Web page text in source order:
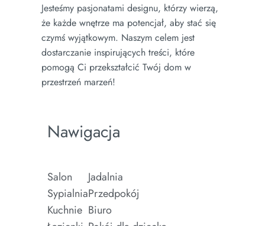
Jesteśmy pasjonatami designu, którzy wierzą,
że każde wnętrze ma potencjał, aby stać się
czymś wyjątkowym. Naszym celem jest
dostarczanie inspirujących treści, które
pomogą Ci przekształcić Twój dom w
przestrzeń marzeń!
Nawigacja
Salon
Sypialnia
Kuchnie
Jadalnia
Przedpokój
Biuro